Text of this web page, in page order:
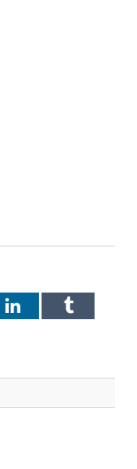
LinkedInTumblr